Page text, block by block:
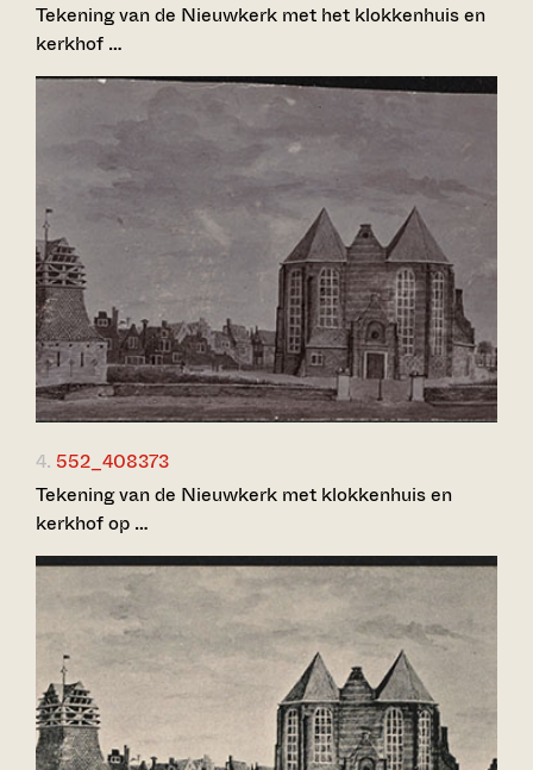
Tekening van de Nieuwkerk met het klokkenhuis en
kerkhof …
4. 552_408373
Tekening van de Nieuwkerk met klokkenhuis en
kerkhof op …